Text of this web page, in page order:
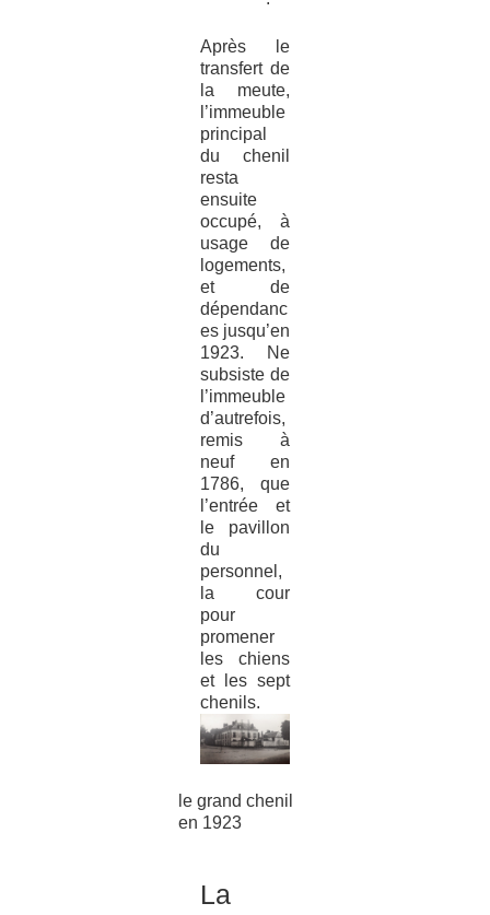
Après le
transfert de
la meute,
l’immeuble
principal
du chenil
resta
ensuite
occupé, à
usage de
logements,
et de
dépendanc
es jusqu’en
1923. Ne
subsiste de
l’immeuble
d’autrefois,
remis à
neuf en
1786, que
l’entrée et
le pavillon
du
personnel,
la cour
pour
promener
les chiens
et les sept
chenils.
le grand chenil
en 1923
La